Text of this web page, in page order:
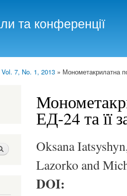
та конференції
7, No. 1, 2013 » Монометакрилатна
ЕД-24 та її
Oksana
Lazorko and
DOI: